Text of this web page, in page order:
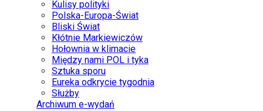
Kulisy polityki
Polska-Europa-Świat
Bliski Świat
Kłótnie Markiewiczów
Hołownia w klimacie
Między nami POL i tyka
Sztuka sporu
Eureka odkrycie tygodnia
Służby
Archiwum e-wydań